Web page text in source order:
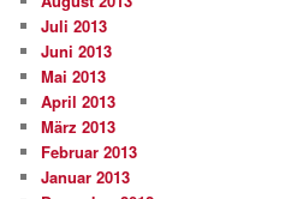
Juli 2013
Juni 2013
Mai 2013
April 2013
März 2013
Februar 2013
Januar 2013